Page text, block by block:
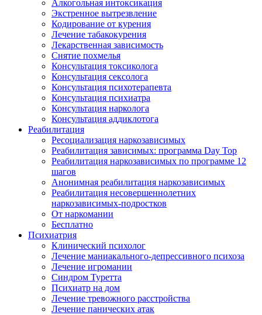
Алкогольная интоксикация
Экстренное вытрезвление
Кодирование от курения
Лечение табакокурения
Лекарственная зависимость
Снятие похмелья
Консультация токсиколога
Консультация сексолога
Консультация психотерапевта
Консультация психиатра
Консультация нарколога
Консультация аддиклотога
Реабилитация
Ресоциализация наркозависимых
Реабилитация зависимых: программа Day Top
Реабилитация наркозависимых по программе 12
шагов
Анонимная реабилитация наркозависимых
Реабилитация несовершеннолетних
наркозависимых-подростков
От наркомании
Бесплатно
Психиатрия
Клинический психолог
Лечение маниакального-депрессивного психоза
Лечение игромании
Синдром Туретта
Психиатр на дом
Лечение тревожного расстройства
Лечение панических атак